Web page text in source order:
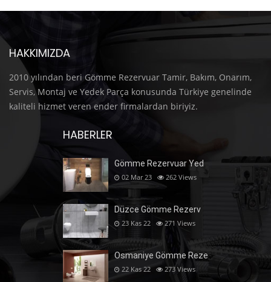
HAKKIMIZDA
2010 yılından beri Gömme Rezervuar Tamir, Bakım, Onarım,
Servis, Montaj ve Yedek Parça konusunda Türkiye genelinde
kaliteli hizmet veren ender firmalardan biriyiz.
HABERLER
Gömme Rezervuar Yed
02 Mar 23 262 Views
Düzce Gömme Rezerv
23 Kas 22 271 Views
Osmaniye Gömme Reze
22 Kas 22 273 Views